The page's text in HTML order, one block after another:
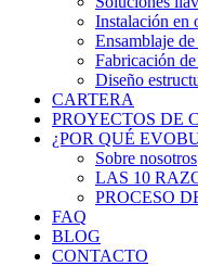
Instalación en
Ensamblaje de
Fabricación
Diseño
CARTERA
PROYECTOS DE
¿POR QUÉ
Sobre nosotros
LAS 10
PROCESO
FAQ
BLOG
CONTACTO